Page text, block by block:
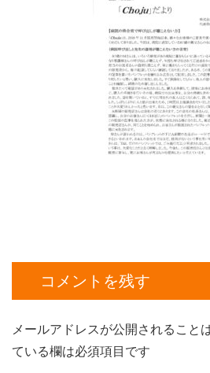
コメントを残す
メールアドレスが公開されること
ている欄は必須項目です